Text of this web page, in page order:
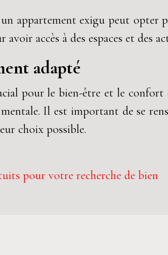
appartement exigu peut opter
accès à des espaces et des
adapté
pour le bien-être et le
Il est important de se
choix possible.
pour votre recherche de bien